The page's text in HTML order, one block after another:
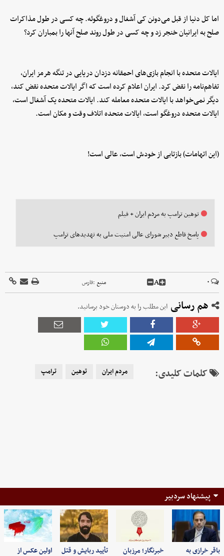
اما کل دنیا از قبل می‌دونن کی آشغال و دروغگوئه. چه کسی در طول مذاکرات
صلح به ایرانیان خنجر زد و چه کسی در طول روند صلح آنها را بمباران کرد؟
ایالات متحده با انجام بازی‌های احمقانه دزدان دریایی در تنگه هرمز ایران،
تفاهم‌نامه را نقض کرد. ایران اعلام کرده است که اگر ایالات متحده نقض کند،
دیگر نمی‌خواهد با ایالات متحده معامله کند. ایالات متحده یک آشغال است،
ایالات متحده دروغگو است، ایالات متحده اتلاف وقت و مکان است.
(این اتهامات) بازتابی از خودش است، عالی است!
توهین ترامپ به مردم ایران + فیلم
پاسخ قاطع دبیر شورای عالی امنیت ملی به تهدیدهای ترامپ
۰ A منبع :فارس
هم رسانی این مطلب را به دوستان خود برسانید.
کلمات کلیدی: مردم ایران توهین ترامپ
پیشنهاد سردبیر
باقر خرازی به خبرنگار؛ مرزبان تأیید ربایش و قتل اولین عکس از